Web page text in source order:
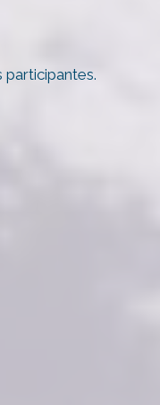
participantes.